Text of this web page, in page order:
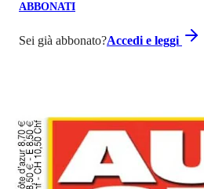
ABBONATI
Sei già abbonato?Accedi e leggi